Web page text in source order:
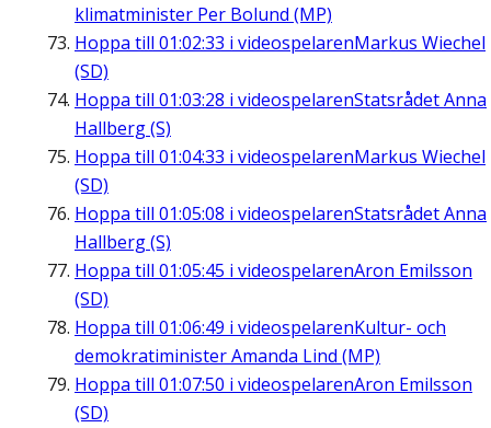
klimatminister Per Bolund (MP)
Hoppa till 01:02:33 i videospelarenMarkus Wiechel
(SD)
Hoppa till 01:03:28 i videospelarenStatsrådet Anna
Hallberg (S)
Hoppa till 01:04:33 i videospelarenMarkus Wiechel
(SD)
Hoppa till 01:05:08 i videospelarenStatsrådet Anna
Hallberg (S)
Hoppa till 01:05:45 i videospelarenAron Emilsson
(SD)
Hoppa till 01:06:49 i videospelarenKultur- och
demokratiminister Amanda Lind (MP)
Hoppa till 01:07:50 i videospelarenAron Emilsson
(SD)